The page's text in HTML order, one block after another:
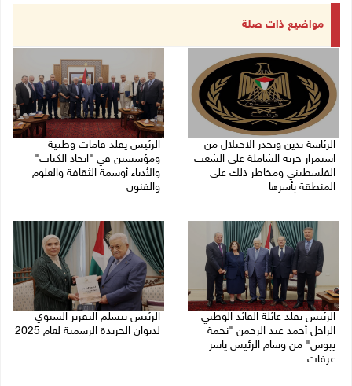
مواضيع ذات صلة
الرئاسة تدين وتحذر الاحتلال من
استمرار حربه الشاملة على الشعب
الفلسطيني ومخاطر ذلك على
المنطقة بأسرها
الرئيس يقلد قامات وطنية
ومؤسسين في "اتحاد الكتاب"
والأدباء أوسمة الثقافة والعلوم
والفنون
الرئيس يقلد عائلة القائد الوطني
الراحل أحمد عبد الرحمن "نجمة
يبوس" من وسام الرئيس ياسر
عرفات
الرئيس يتسلّم التقرير السنوي
لديوان الجريدة الرسمية لعام 2025